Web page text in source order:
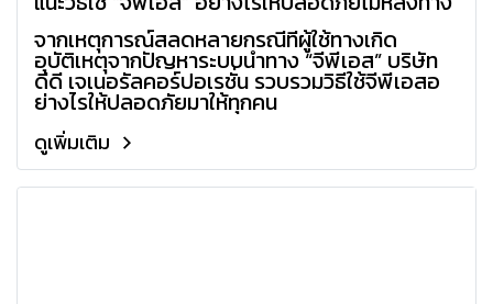
จากเหตุการณ์สลดหลายกรณีที่ผู้ใช้ทางเกิด
อุบัติเหตุจากปัญหาระบบนำทาง “จีพีเอส” บริษัท
ดีดี เจเนอรัลคอร์ปอเรชั่น รวบรวมวิธีใช้จีพีเอสอ
ย่างไรให้ปลอดภัยมาให้ทุกคน
ดูเพิ่มเติม